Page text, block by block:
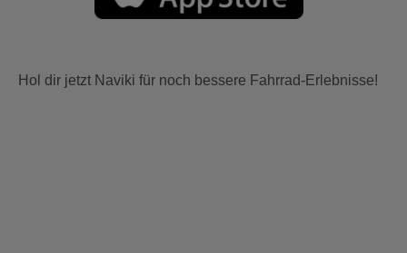
Hol dir jetzt Naviki für noch bessere Fahrrad-Erlebnisse!